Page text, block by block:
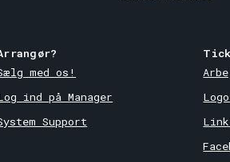
med os!
ind på Manager
Support